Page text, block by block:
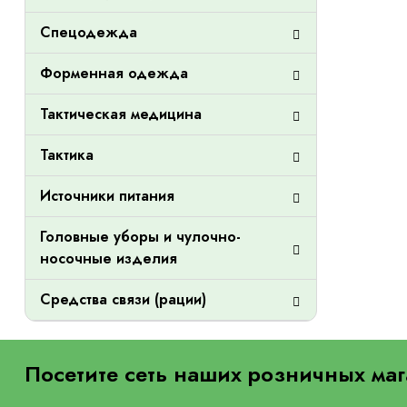
Спецодежда
Форменная одежда
Тактическая медицина
Тактика
Источники питания
Головные уборы и чулочно-
носочные изделия
Средства связи (рации)
Посетите сеть наших розничных